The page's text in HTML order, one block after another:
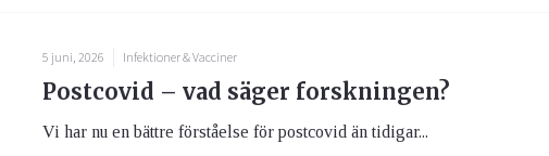
5 juni, 2026 Infektioner & Vacciner
Postcovid – vad säger forskningen?
Vi har nu en bättre förståelse för postcovid än tidigar...